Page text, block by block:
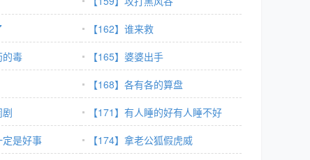
【162】谁来救
的毒
【165】婆婆出手
【168】各有各的算盘
剧
【171】有人睡的好有人睡不好
定是好事
【174】拿老公狐假虎威